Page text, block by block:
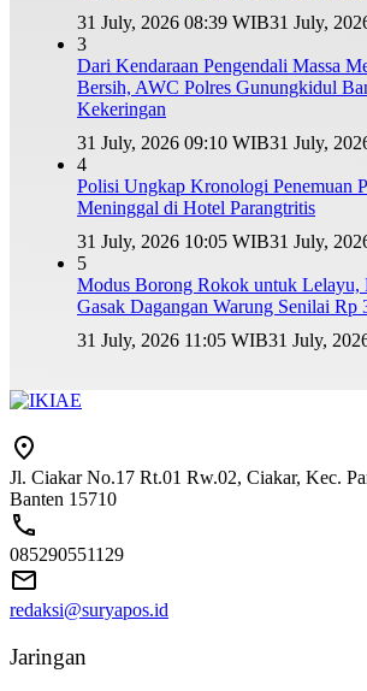
31 July, 2026 08:39 WIB31 July,
3
Dari Kendaraan Pengendali Massa
Bersih, AWC Polres Gunungkidul
Kekeringan
31 July, 2026 09:10 WIB31 July,
4
Polisi Ungkap Kronologi Penemuan
Meninggal di Hotel Parangtritis
31 July, 2026 10:05 WIB31 July,
5
Modus Borong Rokok untuk Lelayu,
Gasak Dagangan Warung Senilai Rp
31 July, 2026 11:05 WIB31 July,
Jl. Ciakar No.17 Rt.01 Rw.02, Ciakar, Kec.
Banten 15710
085290551129
redaksi@suryapos.id
Jaringan